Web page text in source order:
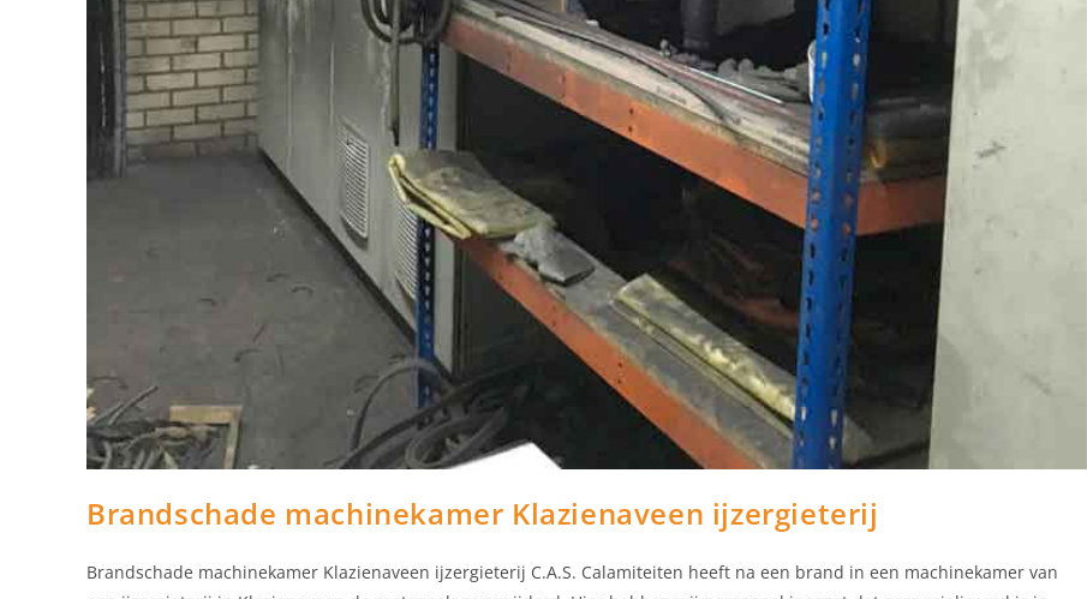
Brandschade machinekamer Klazienaveen ijzergieterij
Brandschade machinekamer Klazienaveen ijzergieterij C.A.S. Calamiteiten heeft na een brand in een machinekamer van